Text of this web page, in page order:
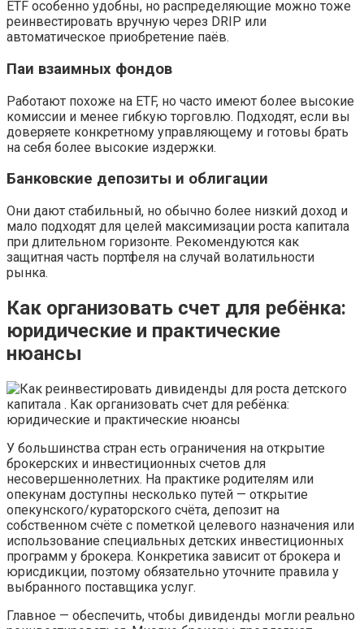
ETF особенно удобны, но распределяющие можно тоже
реинвестировать вручную через DRIP или
автоматическое приобретение паёв.
Паи взаимных фондов
Работают похоже на ETF, но часто имеют более высокие
комиссии и менее гибкую торговлю. Подходят, если вы
доверяете конкретному управляющему и готовы брать
на себя более высокие издержки.
Банковские депозиты и облигации
Они дают стабильный, но обычно более низкий доход и
мало подходят для целей максимизации роста капитала
при длительном горизонте. Рекомендуются как
защитная часть портфеля на случай волатильности
рынка.
Как организовать счет для ребёнка:
юридические и практические
нюансы
У большинства стран есть ограничения на открытие
брокерских и инвестиционных счетов для
несовершеннолетних. На практике родителям или
опекунам доступны несколько путей — открытие
опекунского/кураторского счёта, депозит на
собственном счёте с пометкой целевого назначения или
использование специальных детских инвестиционных
программ у брокера. Конкретика зависит от брокера и
юрисдикции, поэтому обязательно уточните правила у
выбранного поставщика услуг.
Главное — обеспечить, чтобы дивиденды могли реально